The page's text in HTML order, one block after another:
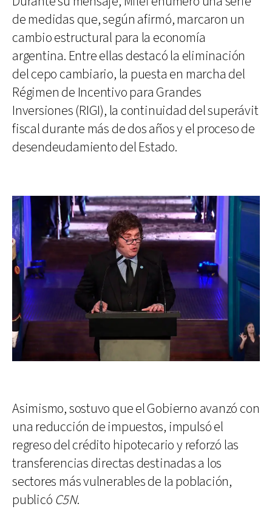
de medidas que, según afirmó, marcaron un
cambio estructural para la economía
argentina. Entre ellas destacó la eliminación
del cepo cambiario, la puesta en marcha del
Régimen de Incentivo para Grandes
Inversiones (RIGI), la continuidad del superávit
fiscal durante más de dos años y el proceso de
desendeudamiento del Estado.
Asimismo, sostuvo que el Gobierno avanzó con
una reducción de impuestos, impulsó el
regreso del crédito hipotecario y reforzó las
transferencias directas destinadas a los
sectores más vulnerables de la población,
publicó C5N.